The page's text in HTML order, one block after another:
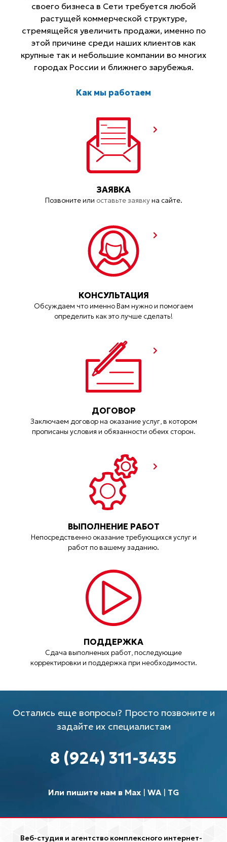
своего бизнеса в Сети требуется любой
растущей коммерческой структуре,
стремящейся увеличить продажи, именно по
этой причине среди наших клиентов как
крупные так и небольшие компании во многих
городах России и ближнего зарубежья.
Как мы работаем
ЗАЯВКА
Позвоните или оставьте заявкуна сайте.
КОНСУЛЬТАЦИЯ
Обсуждаем что именно Вам нужно и помогаем
определить как это лучше сделать!
ДОГОВОР
Заключаем договор на оказание услуг, в котором
прописаны условия и обязанности обеих сторон.
ВЫПОЛНЕНИЕ РАБОТ
Непосредственно оказание требующихся услуг и
работ по вашему заданию.
ПОДДЕРЖКА
Сдача выполненых работ, последующие
корректировки и поддержка при необходимости.
Остались еще вопросы? Просто позвоните и
задайте их специалистам
8 (924) 311-3435
Или пишите нам в Max| WA| TG
Веб-студия и агентство комплексного интернет-